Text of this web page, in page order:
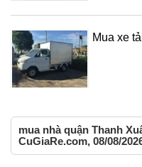
Mua xe
mua nhà quận Thanh
CuGiaRe.com, 08/08/